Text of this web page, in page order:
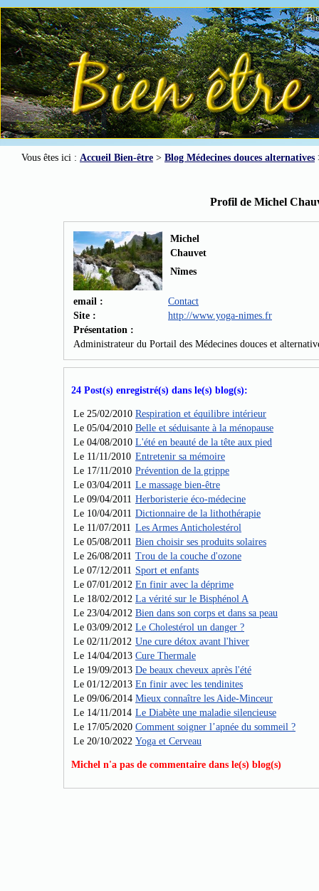
Vous êtes ici : Accueil Bien-être > Blog Médecines douces alternatives
Profil de Michel
Michel
Chauvet
Nîmes
email :
Contact
Site :
http://www.yoga-nimes.fr
Présentation :
Administrateur du Portail des Médecines douces et
24 Post(s) enregistré(s) dans le(s) blog(s):
Le 25/02/2010 Respiration et équilibre intérieur
Le 05/04/2010 Belle et séduisante à la ménopause
Le 04/08/2010 L'été en beauté de la tête aux pied
Le 11/11/2010 Entretenir sa mémoire
Le 17/11/2010 Prévention de la grippe
Le 03/04/2011 Le massage bien-être
Le 09/04/2011 Herboristerie éco-médecine
Le 10/04/2011 Dictionnaire de la lithothérapie
Le 11/07/2011 Les Armes Anticholestérol
Le 05/08/2011 Bien choisir ses produits solaires
Le 26/08/2011 Trou de la couche d'ozone
Le 07/12/2011 Sport et enfants
Le 07/01/2012 En finir avec la déprime
Le 18/02/2012 La vérité sur le Bisphénol A
Le 23/04/2012 Bien dans son corps et dans sa peau
Le 03/09/2012 Le Cholestérol un danger ?
Le 02/11/2012 Une cure détox avant l'hiver
Le 14/04/2013 Cure Thermale
Le 19/09/2013 De beaux cheveux après l'été
Le 01/12/2013 En finir avec les tendinites
Le 09/06/2014 Mieux connaître les Aide-Minceur
Le 14/11/2014 Le Diabète une maladie silencieuse
Le 17/05/2020 Comment soigner l’apnée du sommeil ?
Le 20/10/2022 Yoga et Cerveau
Michel n'a pas de commentaire dans le(s) blog(s)